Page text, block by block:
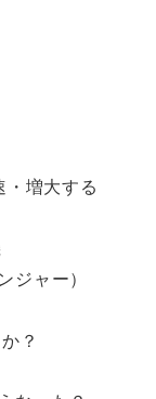
・増大する
ャー）
？